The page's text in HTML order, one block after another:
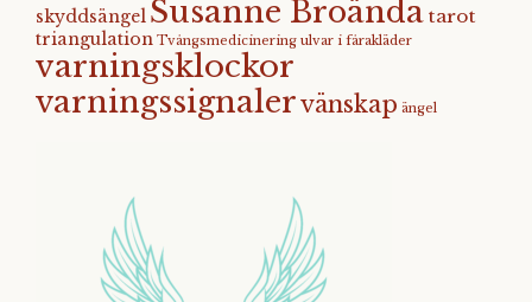
skyddsängel Susanne Broända tarot
triangulation Tvångsmedicinering ulvar i fårakläder
varningsklockor
varningssignalervänskap ängel